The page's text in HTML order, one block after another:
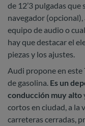
de 12’3 pulgadas
navegador
equipo de audio o
hay que destacar el
piezas y los ajustes.
Audi propone en este
de gasolina. Es un
conducción muy alto
cortos en ciudad, a la
carreteras cerradas,